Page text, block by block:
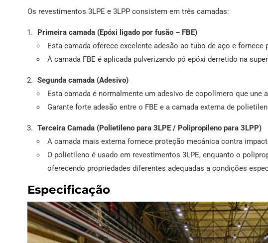
Os revestimentos 3LPE e 3LPP consistem em três camadas:
Primeira camada (Epóxi ligado por fusão – FBE)
Esta camada oferece excelente adesão ao tubo de aço e
A camada FBE é aplicada pulverizando pó epóxi derretido na
Segunda camada (Adesivo)
Esta camada é normalmente um adesivo de copolímero que une
Garante forte adesão entre o FBE e a camada externa de
Terceira Camada (Polietileno para 3LPE / Polipropileno para 3LPP)
A camada mais externa fornece proteção mecânica contra
O polietileno é usado em revestimentos 3LPE, enquanto o
oferecendo propriedades diferentes adequadas a condições
Especificação